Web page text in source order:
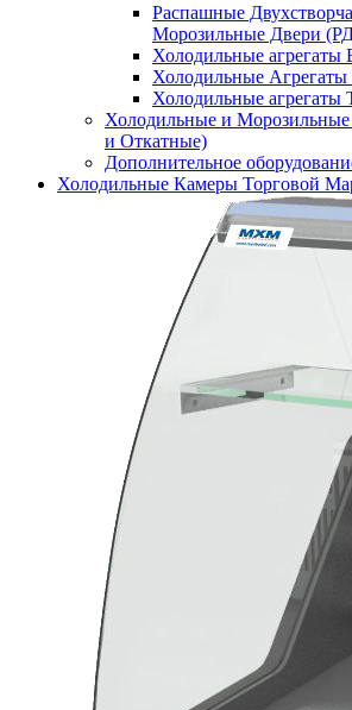
Распашные
Морозильные Двери
Холодильные агрегаты
Холодильные Агрегаты
Холодильные агрегаты
Холодильные и
и Откатные)
Дополнительное
Холодильные Камеры Торговой